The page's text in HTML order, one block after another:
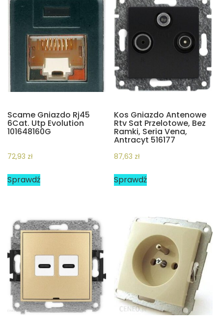
Scame Gniazdo Rj45
6Cat. Utp Evolution
101648160G
72,93 zł
Sprawdź
Kos Gniazdo Antenowe
Rtv Sat Przelotowe, Bez
Ramki, Seria Vena,
Antracyt 516177
87,63 zł
Sprawdź